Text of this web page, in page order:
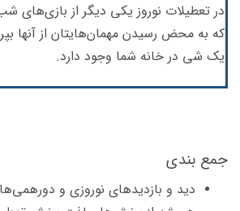
در تعطیلات نوروز یکی دیگر از بازی‌های
که به محض رسیدن مهمان‌هایتان از آنها
یک شی در خانه شما وجود دارد.
جمع بندی
دید و بازدیدهای نوروزی و